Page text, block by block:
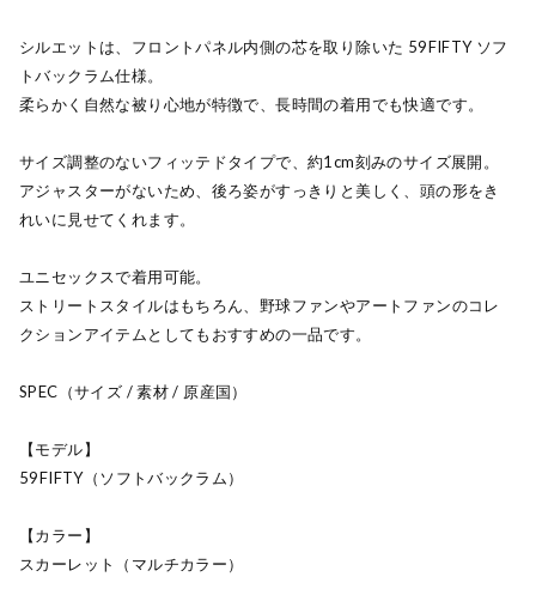
シルエットは、フロントパネル内側の芯を取り除いた 59FIFTY ソフ
トバックラム仕様。
柔らかく自然な被り心地が特徴で、長時間の着用でも快適です。
サイズ調整のないフィッテドタイプで、約1cm刻みのサイズ展開。
アジャスターがないため、後ろ姿がすっきりと美しく、頭の形をき
れいに見せてくれます。
ユニセックスで着用可能。
ストリートスタイルはもちろん、野球ファンやアートファンのコレ
クションアイテムとしてもおすすめの一品です。
SPEC（サイズ / 素材 / 原産国）
【モデル】
59FIFTY（ソフトバックラム）
【カラー】
スカーレット（マルチカラー）